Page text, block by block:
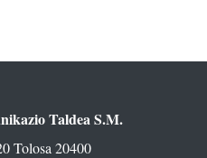
Taldea S.M.
Tolosa 20400